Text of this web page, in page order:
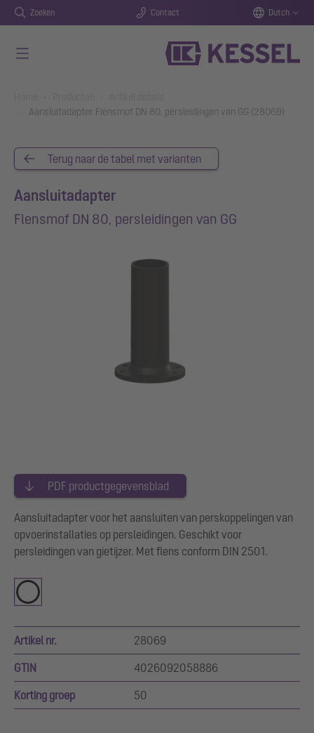
Zoeken Contact Dutch
Aansluitadapter Flensmof DN 80, persleidingen van GG (28069)
Terug naar de tabel met varianten
Aansluitadapter
Flensmof DN 80, persleidingen van GG
PDF productgegevensblad
Aansluitadapter voor het aansluiten van perskoppelingen van
opvoerinstallaties op persleidingen. Geschikt voor
persleidingen van gietijzer. Met flens conform DIN 2501.
Artikel nr. 28069
GTIN 4026092058886
Korting groep 50